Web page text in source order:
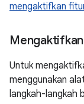
mengaktifkan
Untuk
menggunakan
langkah-langkah